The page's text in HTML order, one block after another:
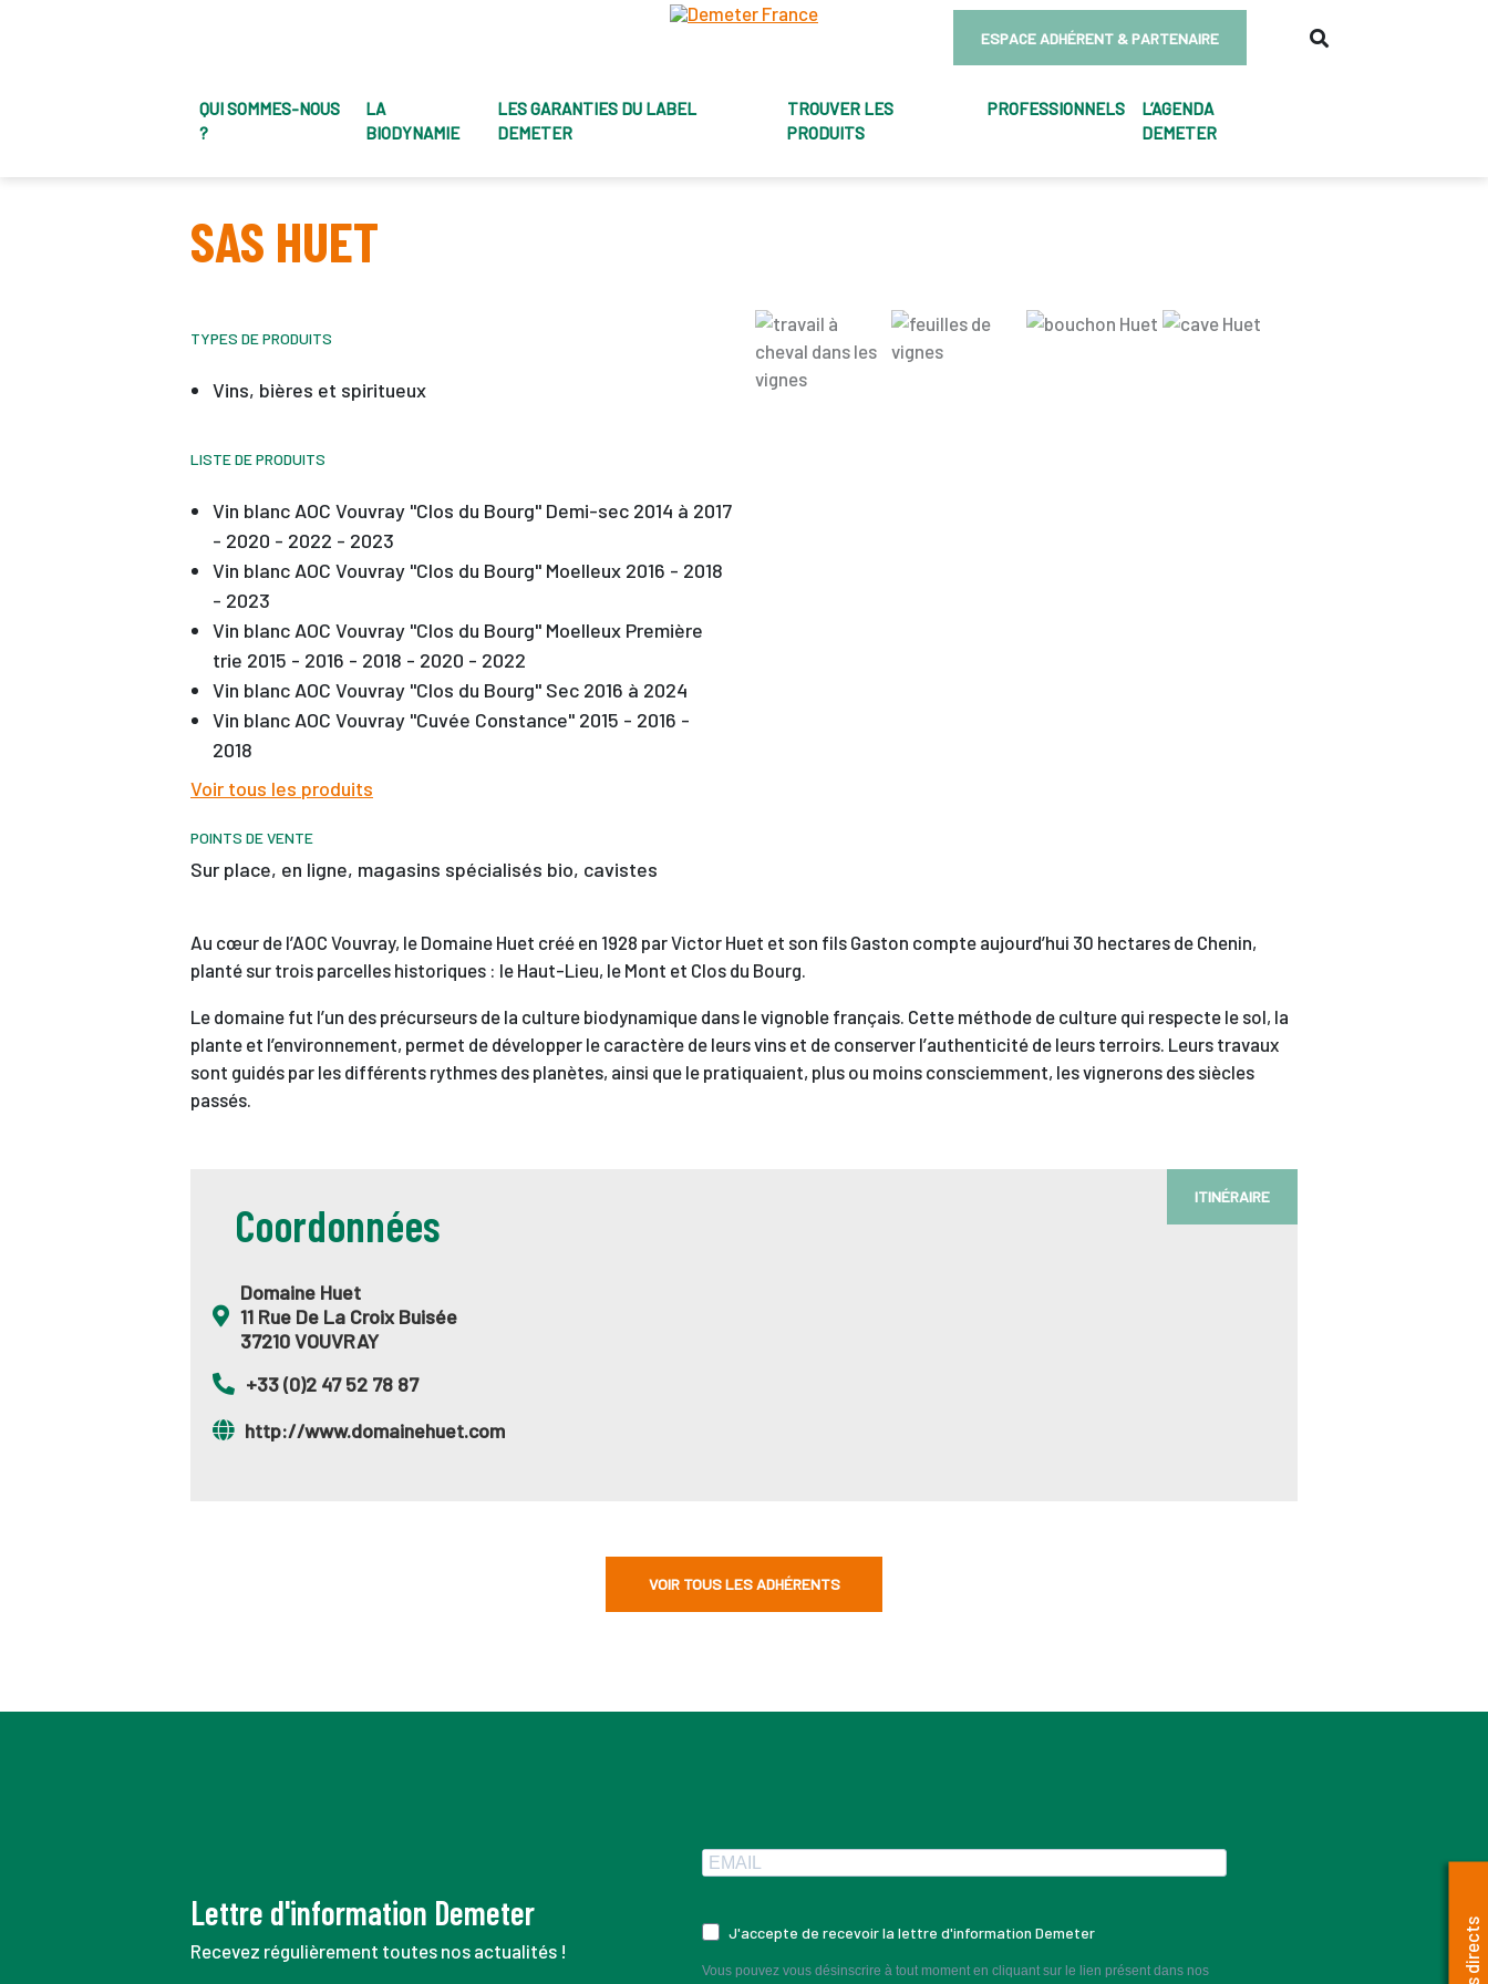
ESPACE ADHÉRENT & PARTENAIRE
QUI SOMMES-NOUS
?
LA
BIODYNAMIE
LES GARANTIES DU LABEL
DEMETER
TROUVER LES
PRODUITS
PROFESSIONNELS
L’AGENDA
DEMETER
SAS HUET
TYPES DE PRODUITS
Vins, bières et spiritueux
LISTE DE PRODUITS
Vin blanc AOC Vouvray "Clos du Bourg" Demi-sec 2014 à 2017
- 2020 - 2022 - 2023
Vin blanc AOC Vouvray "Clos du Bourg" Moelleux 2016 - 2018
- 2023
Vin blanc AOC Vouvray "Clos du Bourg" Moelleux Première
trie 2015 - 2016 - 2018 - 2020 - 2022
Vin blanc AOC Vouvray "Clos du Bourg" Sec 2016 à 2024
Vin blanc AOC Vouvray "Cuvée Constance" 2015 - 2016 -
2018
Voir tous les produits
POINTS DE VENTE
sur place, en ligne, magasins spécialisés bio, cavistes
Au cœur de l’AOC Vouvray, le Domaine Huet créé en 1928 par Victor Huet et son fils Gaston compte aujourd’hui 30 hectares de Chenin,
planté sur trois parcelles historiques : le Haut-Lieu, le Mont et Clos du Bourg.
Le domaine fut l’un des précurseurs de la culture biodynamique dans le vignoble français. Cette méthode de culture qui respecte le sol, la
plante et l’environnement, permet de développer le caractère de leurs vins et de conserver l’authenticité de leurs terroirs. Leurs travaux
sont guidés par les différents rythmes des planètes, ainsi que le pratiquaient, plus ou moins consciemment, les vignerons des siècles
passés.
Coordonnées
Domaine Huet
11 Rue De La Croix Buisée
37210 VOUVRAY
+33 (0)2 47 52 78 87
http://www.domainehuet.com
ITINÉRAIRE
VOIR TOUS LES ADHÉRENTS
Lettre d'information Demeter
Recevez régulièrement toutes nos actualités !
J'accepte de recevoir la lettre d'information Demeter
Vous pouvez vous désinscrire à tout moment en cliquant sur le lien présent dans nos